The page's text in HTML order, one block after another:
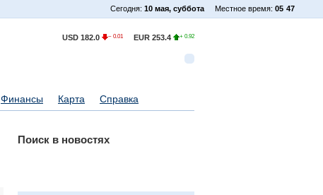
Сегодня: 10 мая, суббота Местное время: 05 47
USD 182.0 − 0.01 EUR 253.4 + 0.92
Финансы Карта Справка
Поиск в новостях